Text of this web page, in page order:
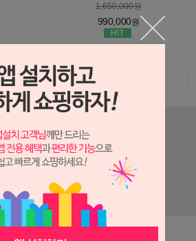
1,650,000원
990,000원
더보기 ▼
까지 이런 가구는 없었다!
가구인가 과학인가?!
이면서도 건강한 가구
튼튼하고 좋아요 # 산림욕하는 기분